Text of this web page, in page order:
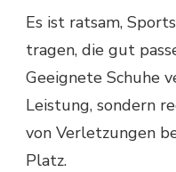
Es ist ratsam,
tragen, die gut
Geeignete Schuhe
Leistung, sondern
von Verletzungen
Platz.